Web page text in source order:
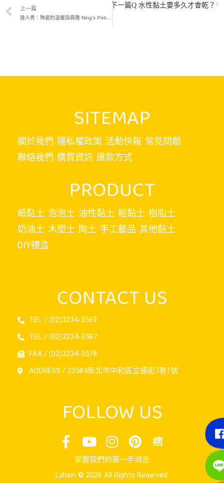
上一篇 下一篇Q 水性黏土要多久才會乾？
SITEMAP
關於我們 隱私權政策 活動快報 常見問題
聯絡我們 購買資訊 匯款方式
PRODUCT
紙黏土 泡泡土 油性黏土 輕黏土 樹脂土
奶油土 木塑土 陶土 手工藝品 其他黏土
DIY禮盒
CONTACT US
TEL / (02)3234-3569
TEL / (02)3234-3587
FAX / (02)3234-3578
ADDRESS / 23584新北市中和區立德街7巷1號
FOLLOW US
掌握我們的第一手消息
Lyhsin © 2026 All Rights Reserved.